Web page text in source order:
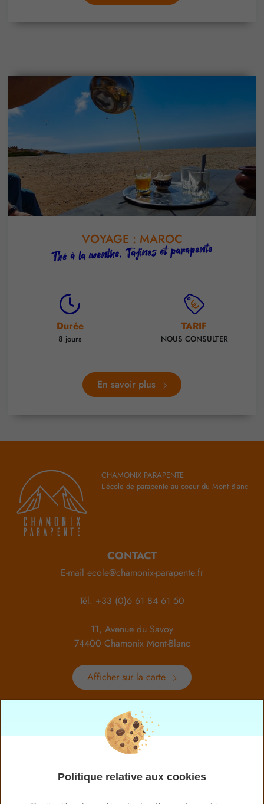
VOYAGE : MAROC
Thé à la menthe, Tajines et parapente
Durée
8 jours
TARIF
NOUS CONSULTER
En savoir plus
CHAMONIX PARAPENTE
L’école de parapente au coeur du Mont Blanc
CONTACT
E-mail ecole@chamonix-parapente.fr
Tél. +33 (0)6 61 84 61 50
11, Avenue du Savoy
74400 Chamonix Mont-Blanc
Afficher sur la carte
HORAIRES
Du lundi au dimanche
de 8h à 19hrs
Politique relative aux cookies